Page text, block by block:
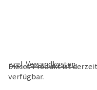
zzgl.Versandkosten
Dieses Produkt ist
verfügbar.